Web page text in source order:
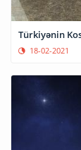
Türkiyənin
18-02-2021